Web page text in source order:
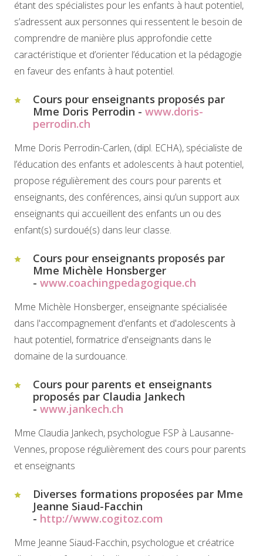
étant des spécialistes pour les enfants à haut potentiel,
s’adressent aux personnes qui ressentent le besoin de
comprendre de manière plus approfondie cette
caractéristique et d’orienter l’éducation et la pédagogie
en faveur des enfants à haut potentiel.
Cours pour enseignants proposés par
Mme Doris Perrodin - www.doris-
perrodin.ch
Mme Doris Perrodin-Carlen, (dipl. ECHA), spécialiste de
l’éducation des enfants et adolescents à haut potentiel,
propose régulièrement des cours pour parents et
enseignants, des conférences, ainsi qu’un support aux
enseignants qui accueillent des enfants un ou des
enfant(s) surdoué(s) dans leur classe.
Cours pour enseignants proposés par
Mme Michèle Honsberger
- www.coachingpedagogique.ch
Mme Michèle Honsberger, enseignante spécialisée
dans l'accompagnement d'enfants et d'adolescents à
haut potentiel, formatrice d'enseignants dans le
domaine de la surdouance.
Cours pour parents et enseignants
proposés par Claudia Jankech
- www.jankech.ch
Mme Claudia Jankech, psychologue FSP à Lausanne-
Vennes, propose régulièrement des cours pour parents
et enseignants
Diverses formations proposées par Mme
Jeanne Siaud-Facchin
- http://www.cogitoz.com
Mme Jeanne Siaud-Facchin, psychologue et créatrice